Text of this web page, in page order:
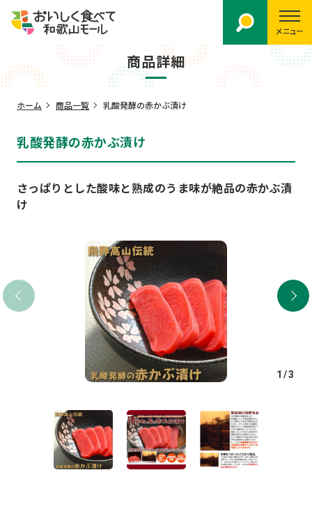
メニュー
商品詳細
ホーム 商品一覧 乳酸発酵の赤かぶ漬け
乳酸発酵の赤かぶ漬け
さっぱりとした酸味と熟成のうま味が絶品の赤かぶ漬
け
1 /3